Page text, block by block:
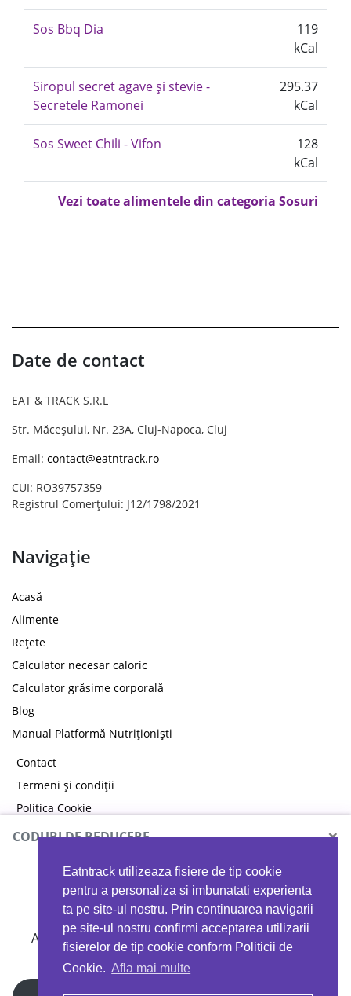
Eatntrack utilizeaza fisiere de tip cookie
pentru a personaliza si imbunatati experienta
ta pe site-ul nostru. Prin continuarea navigarii
pe site-ul nostru confirmi acceptarea utilizarii
fisierelor de tip cookie conform Politicii de
Cookie. Afla mai multe
Sos Bbq Dia
119
kCal
Siropul secret agave și stevie -
Secretele Ramonei
295.37
kCal
Sos Sweet Chili - Vifon
128
kCal
Vezi toate alimentele din categoria Sosuri
Date de contact
EAT & TRACK S.R.L
Str. Măceșului, Nr. 23A, Cluj-Napoca, Cluj
Email: contact@eatntrack.ro
CUI: RO39757359
Registrul Comerțului: J12/1798/2021
Navigație
Acasă
Alimente
Rețete
Calculator necesar caloric
Calculator grăsime corporală
Blog
Manual Platformă Nutriționiști
Contact
Termeni și condiții
Politica Cookie
Politica de confidențialitate
CODURI DE REDUCERE ×
MYPROTEIN
Ai 40%reducere la orice comandă folosind codul
EATTRACK